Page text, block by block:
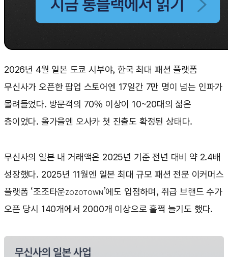
2026년 4월 일본 도쿄 시부야, 한국 최대 패션 플랫폼
무신사가 오픈한 팝업 스토어엔 17일간 7만 명이 넘는 인파가
몰려들었다. 방문객의 70% 이상이 10~20대의 젊은
층이었다. 올가을엔 오사카 첫 진출도 확정된 상태다.
무신사의 일본 내 거래액은 2025년 기준 전년 대비 약 2.4배
성장했다. 2025년 11월엔 일본 최대 규모 패션 전문 이커머스
플랫폼 ‘조조타운ZOZOTOWN’에도 입점하며, 취급 브랜드 수가
오픈 당시 140개에서 2000개 이상으로 훌쩍 늘기도 했다.